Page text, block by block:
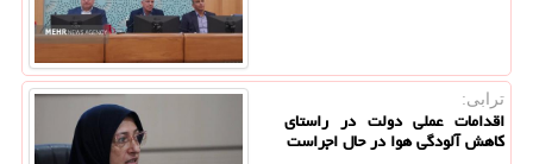
ترابی:
اقدامات عملی دولت در راستای
کاهش آلودگی هوا در حال اجراست